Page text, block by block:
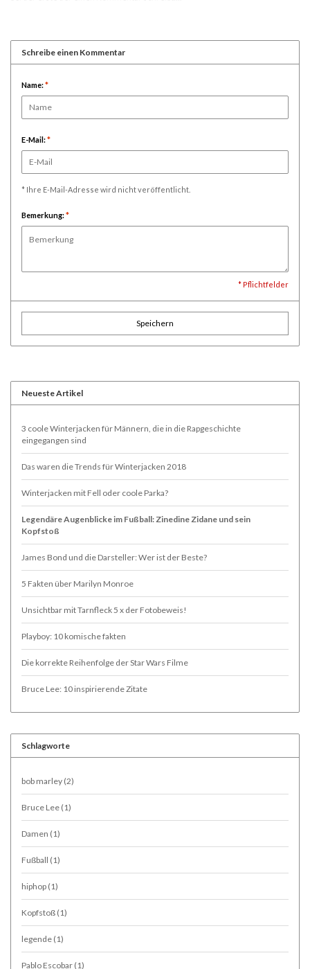
Schreibe einen Kommentar
Name:*
E-Mail:*
* Ihre E-Mail-Adresse wird nicht veröffentlicht.
Bemerkung:*
* Pflichtfelder
Speichern
Neueste Artikel
3 coole Winterjacken für Männern, die in die Rapgeschichte
eingegangen sind
Das waren die Trends für Winterjacken 2018
Winterjacken mit Fell oder coole Parka?
Legendäre Augenblicke im Fußball: Zinedine Zidane und sein
Kopfstoß
James Bond und die Darsteller: Wer ist der Beste?
5 Fakten über Marilyn Monroe
Unsichtbar mit Tarnfleck 5 x der Fotobeweis!
Playboy: 10 komische fakten
Die korrekte Reihenfolge der Star Wars Filme
Bruce Lee: 10 inspirierende Zitate
Schlagworte
bob marley (2)
Bruce Lee (1)
Damen (1)
Fußball (1)
hiphop (1)
Kopfstoß (1)
legende (1)
Pablo Escobar (1)